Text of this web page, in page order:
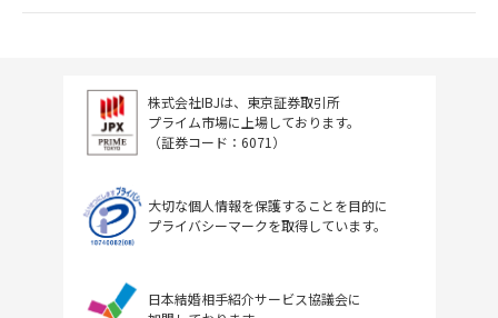
株式会社IBJは、東京証券取引所
プライム市場に上場しております。
（証券コード：6071）
大切な個人情報を保護することを目的に
プライバシーマークを取得しています。
日本結婚相手紹介サービス協議会に